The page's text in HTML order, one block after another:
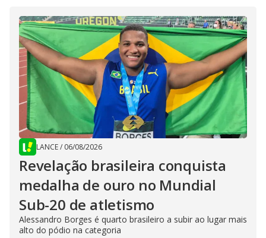
LANCE/ 06/08/2026
Revelação brasileira conquista
medalha de ouro no Mundial
Sub-20 de atletismo
Alessandro Borges é quarto brasileiro a subir ao lugar mais
alto do pódio na categoria